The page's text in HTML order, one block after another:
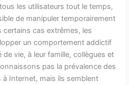
les utilisateurs tout le temps,
de manipuler temporairement
certains cas extrêmes, les
un comportement addictif
de vie, à leur famille, collègues et
pas la prévalence des
Internet, mais ils semblent